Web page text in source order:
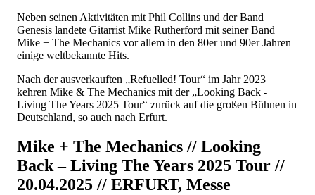
Neben seinen Aktivitäten mit Phil Collins und der Band
Genesis landete Gitarrist Mike Rutherford mit seiner Band
Mike + The Mechanics vor allem in den 80er und 90er Jahren
einige weltbekannte Hits.
Nach der ausverkauften „Refuelled! Tour“ im Jahr 2023
kehren Mike & The Mechanics mit der „Looking Back -
Living The Years 2025 Tour“ zurück auf die großen Bühnen in
Deutschland, so auch nach Erfurt.
Mike + The Mechanics // Looking
Back – Living The Years 2025 Tour //
20.04.2025 // ERFURT, Messe